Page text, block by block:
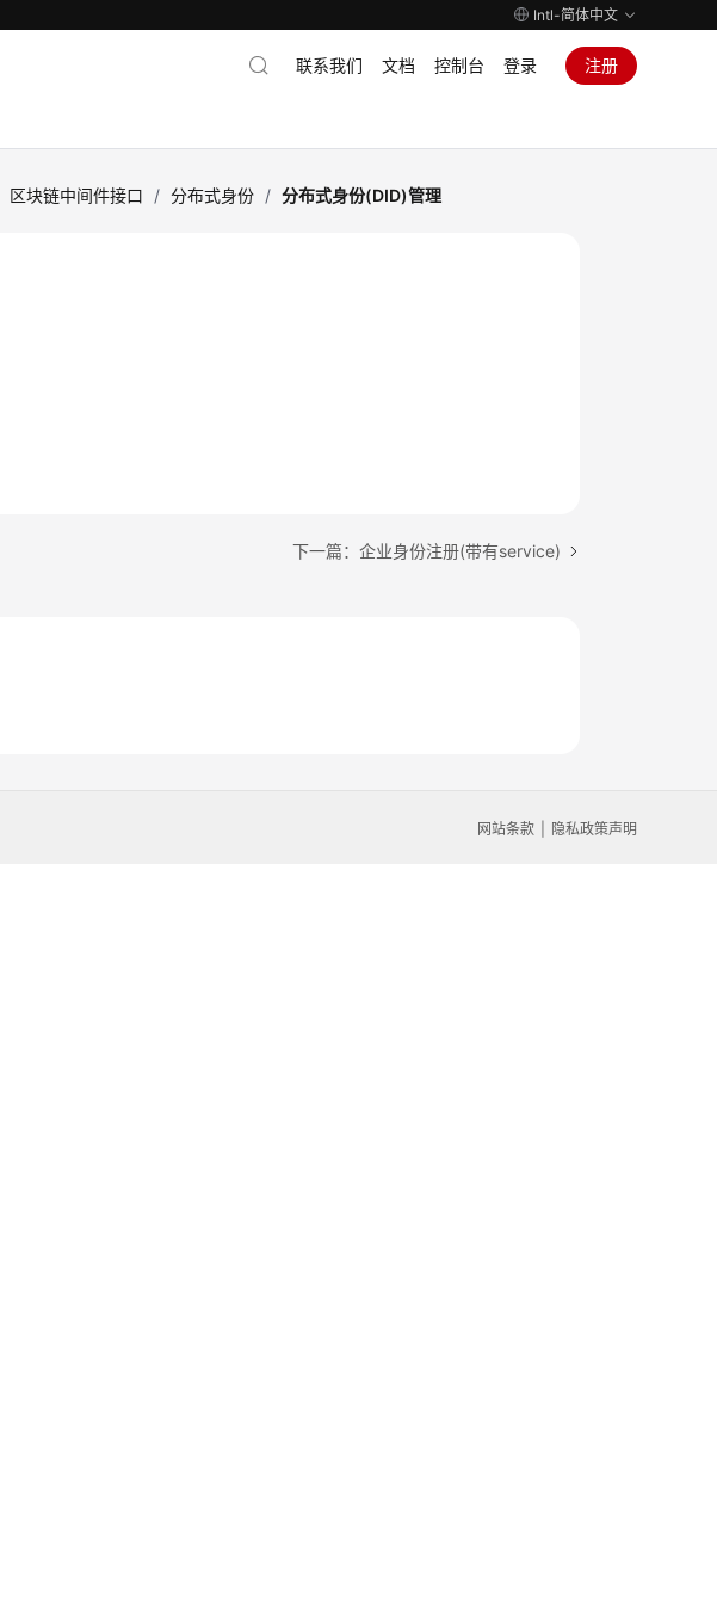
Intl-简体中文
联系我们 文档 控制台 登录 注册
区块链中间件接口 / 分布式身份 / 分布式身份(DID)管理
下一篇：企业身份注册(带有service)
网站条款 隐私政策声明